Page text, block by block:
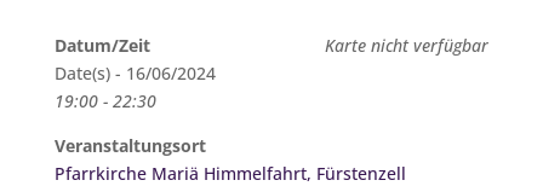
Karte nicht verfügbar
Datum/Zeit
Date(s) - 16/06/2024
19:00 - 22:30
Veranstaltungsort
Pfarrkirche Mariä Himmelfahrt, Fürstenzell